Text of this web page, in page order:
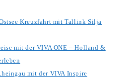
Kreuzfahrt mit Tallink Silja
mit der VIVA ONE – Holland &
mit der VIVA Inspire